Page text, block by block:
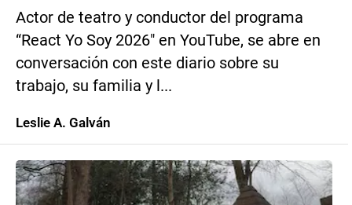
Actor de teatro y conductor del programa
“React Yo Soy 2026″ en YouTube, se abre en
conversación con este diario sobre su
trabajo, su familia y l...
Leslie A. Galván